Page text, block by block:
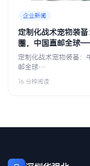
企业新闻
定制化战术宠物装
圈，中国直邮全球
到全球交付的全链路
定制化战术宠物装备：
邮全球…
16 分钟阅读